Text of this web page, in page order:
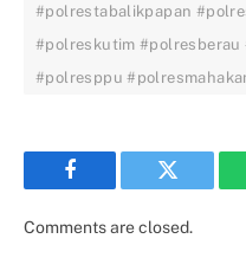
#polrestabalikpapan
#polreskutim
#polresppu
Facebook Twitter
Comments are closed.